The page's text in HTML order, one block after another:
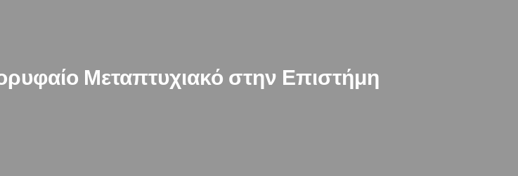
Μεταπτυχιακό στην Επιστήμη